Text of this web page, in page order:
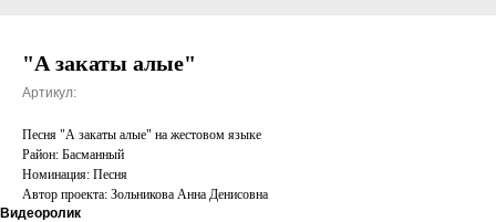
"А закаты алые"
Артикул:
Песня "А закаты алые" на жестовом языке
Район: Басманный
Номинация: Песня
Автор проекта: Зольникова Анна Денисовна
Видеоролик